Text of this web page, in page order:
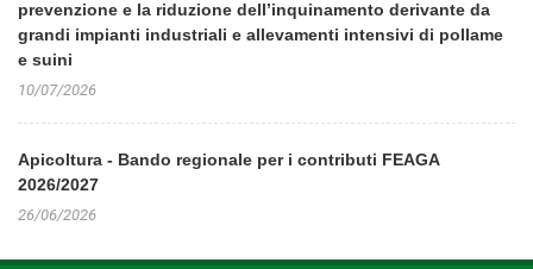
prevenzione e la riduzione dell’inquinamento derivante da
grandi impianti industriali e allevamenti intensivi di pollame
e suini
10/07/2026
Apicoltura - Bando regionale per i contributi FEAGA
2026/2027
26/06/2026